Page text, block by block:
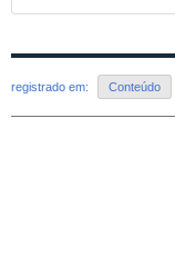
registrado em: Conteúdo